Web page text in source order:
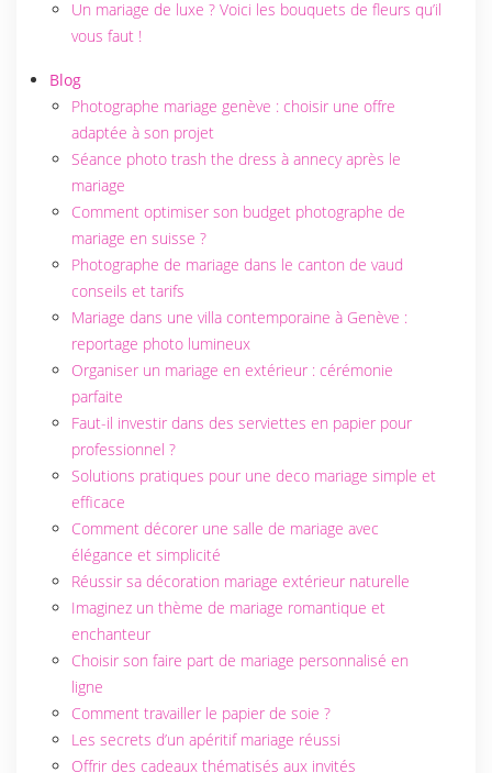
Un mariage de luxe ? Voici les bouquets de fleurs qu’il
vous faut !
Blog
Photographe mariage genève : choisir une offre
adaptée à son projet
Séance photo trash the dress à annecy après le
mariage
Comment optimiser son budget photographe de
mariage en suisse ?
Photographe de mariage dans le canton de vaud
conseils et tarifs
Mariage dans une villa contemporaine à Genève :
reportage photo lumineux
Organiser un mariage en extérieur : cérémonie
parfaite
Faut-il investir dans des serviettes en papier pour
professionnel ?
Solutions pratiques pour une deco mariage simple et
efficace
Comment décorer une salle de mariage avec
élégance et simplicité
Réussir sa décoration mariage extérieur naturelle
Imaginez un thème de mariage romantique et
enchanteur
Choisir son faire part de mariage personnalisé en
ligne
Comment travailler le papier de soie ?
Les secrets d’un apéritif mariage réussi
Offrir des cadeaux thématisés aux invités